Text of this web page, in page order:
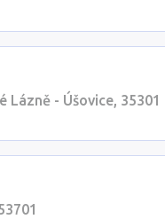
Lázně - Úšovice, 35301